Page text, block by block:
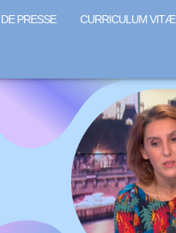
PRESSE CURRICULUM VITÆ